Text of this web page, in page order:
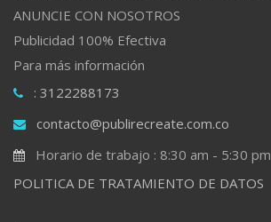
ANUNCIE CON NOSOTROS
Publicidad 100% Efectiva
Para más información
: 3122288173
contacto@publirecreate.com.co
Horario de trabajo : 8:30 am - 5:30 pm
POLITICA DE TRATAMIENTO DE DATOS